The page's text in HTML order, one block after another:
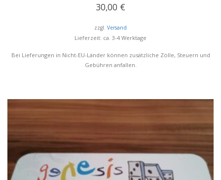
30,00 €
zzgl. Versand
Lieferzeit: ca. 3-4 Werktage
Bei Lieferungen in Nicht-EU-Länder können zusätzliche Zölle, Steuern und
Gebühren anfallen.